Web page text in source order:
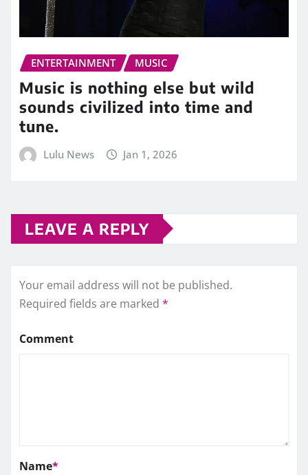
ENTERTAINMENT MUSIC
Music is nothing else but wild
sounds civilized into time and
tune.
Lulu News Jan 1, 2026
LEAVE A REPLY
Your email address will not be published.
Required fields are marked *
Comment
Name*